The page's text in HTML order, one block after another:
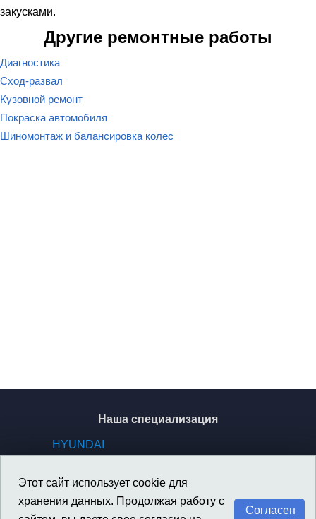
закусками.
Другие ремонтные работы
Диагностика
Сход-развал
Кузовной ремонт
Покраска автомобиля
Шиномонтаж и балансировка колес
Наша специализация
HYUNDAI
GENESIS
SSANGYONG / KGM
Этот сайт использует cookie для
хранения данных. Продолжая работу с
Согласен